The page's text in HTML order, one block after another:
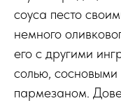
соуса песто
немного
его с другими
солью,
пармезаном.